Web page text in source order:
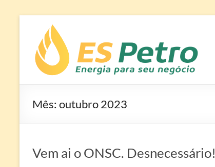
conteúdo
ES
Petro –
Energia
para
seu
Edson Silva
Soluções em
Petróleo e
Combustíveis
Mês: outubro 2023
Vem ai o ONSC. Desnecessário!